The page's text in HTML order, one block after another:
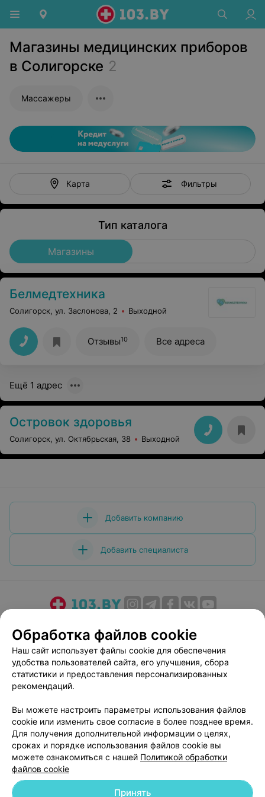
Магазины медицинских приборов
в Солигорске 2
Массажеры
Карта Фильтры
Тип каталога
Магазины
Белмедтехника
Солигорск, ул. Заслонова, 2 Выходной
Отзывы10 Все адреса
Ещё 1 адрес
Островок здоровья
Солигорск, ул. Октябрьская, 38 Выходной
Добавить компанию
Добавить специалиста
Медицинский маркетинг
Публичный договор
Пользовательское соглашение
Способы оплаты
Вакансии
Партнеры
Написать руководителю 103.by
Персональные настройки cookie
Обработка персональных данных
Обработка файлов cookie
Наш сайт использует файлы cookie для обеспечения
удобства пользователей сайта, его улучшения, сбора
статистики и предоставления персонализированных
рекомендаций.
Вы можете настроить параметры использования файлов
cookie или изменить свое согласие в более позднее время.
Для получения дополнительной информации о целях,
сроках и порядке использования файлов cookie вы
можете ознакомиться с нашей Политикой обработки
файлов cookie
Принять